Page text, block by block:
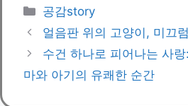
카
테
리
공감story
얼음판 위의 고양이, 미끄
수건 하나로 피어나는 사
마와 아기의 유쾌한 순간